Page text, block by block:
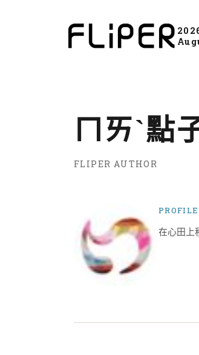
ㄇㄞˋ點
FLIPER AUTHOR
PROFILE
在心田上